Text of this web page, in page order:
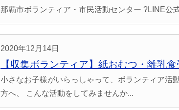
那覇市ボランティア・市民活動センター
2020年12月14日
【収集ボランティア】紙おむつ・離乳食
小さなお子様がいらっしゃって、ボランティア活
方へ、 こんな活動をしてみませんか...